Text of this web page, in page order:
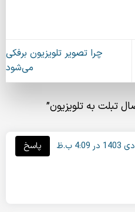
چرا تصویر تلویزیون برفکی
می‌شود
تبلت به تلویزیون”
پاسخ